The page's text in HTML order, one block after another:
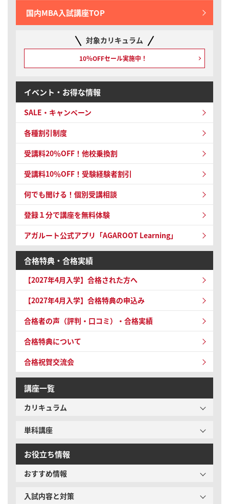
国内MBA入試講座TOP
対象カリキュラム
10％OFFセール実施中！
イベント・お得な情報
SALE・キャンペーン
各種割引制度
受講料20％OFF！他校乗換割
受講料10％OFF！ 受験経験者割引
何でも聞ける！個別受講相談
登録１分で講座を無料体験
アガルート公式アプリ「AGAROOT Learning」
合格特典・合格実績
【2027年4月入学】 合格された方へ
【2027年4月入学】 合格特典の申込み
合格者の声（評判・口コミ）・合格実績
合格特典について
合格祝賀交流会
講座一覧
カリキュラム
単科講座
お役立ち情報
おすすめ情報
入試内容と対策